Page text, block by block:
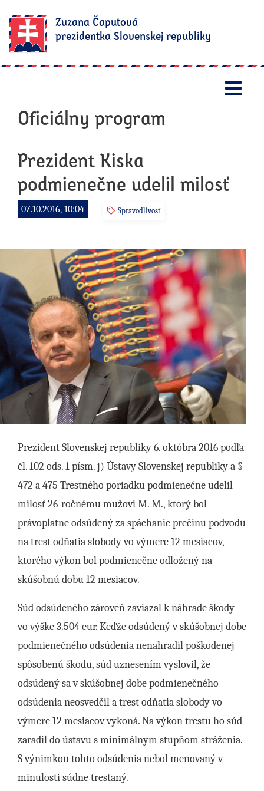
Zuzana Čaputová
prezidentka Slovenskej republiky
Oficiálny program
Prezident Kiska
podmienečne udelil milosť
07.10.2016, 10:04 Spravodlivosť
Prezident Slovenskej republiky 6. októbra 2016 podľa
čl. 102 ods. 1 písm. j) Ústavy Slovenskej republiky a §
472 a 475 Trestného poriadku podmienečne udelil
milosť 26-ročnému mužovi M. M., ktorý bol
právoplatne odsúdený za spáchanie prečinu podvodu
na trest odňatia slobody vo výmere 12 mesiacov,
ktorého výkon bol podmienečne odložený na
skúšobnú dobu 12 mesiacov.
Súd odsúdeného zároveň zaviazal k náhrade škody
vo výške 3.504 eur. Keďže odsúdený v skúšobnej dobe
podmienečného odsúdenia nenahradil poškodenej
spôsobenú škodu, súd uznesením vyslovil, že
odsúdený sa v skúšobnej dobe podmienečného
odsúdenia neosvedčil a trest odňatia slobody vo
výmere 12 mesiacov vykoná. Na výkon trestu ho súd
zaradil do ústavu s minimálnym stupňom stráženia.
S výnimkou tohto odsúdenia nebol menovaný v
minulosti súdne trestaný.